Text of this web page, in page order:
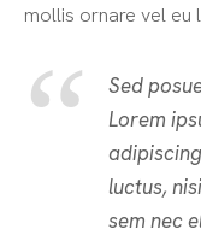
mollis ornare vel eu
Sed
Lorem
luctus,
sem nec